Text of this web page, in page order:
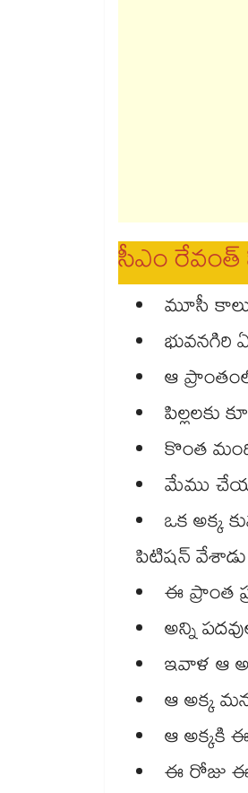
సీఎం
మూసీ
భువనగిరి
ఆ
పిల్లలకు
కొంత మంది
మేము
ఒక అక్క
పిటిషన్ వేశాడు
ఈ ప్రాంత
అన్ని
ఇవాళ ఆ
ఆ అక్క
ఆ అక్కకి
ఈ రోజు ఈ